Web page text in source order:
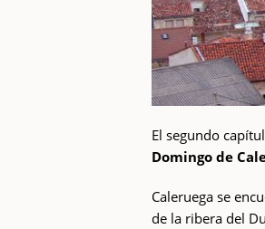
El segundo
Domingo de
Caleruega se
de la ribera del